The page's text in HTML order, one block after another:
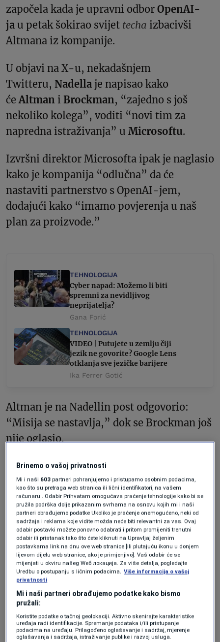
započela kada je upravni odbor OpenAI-
ja u petak šokirao svijet techa izbacivši
Altmana iz kompanije.
U objavi na X-u, nekadašnjem
Twitteru, Nadella je napisao kako
će Altman i Brockman, “zajedno s još
nekoliko kolega”, voditi “novi tim za
napredna istraživanja” u Microsoftu.
Izvršni direktor Microsofta ipak je naglasio
kako je kompanija “odlučna” da će
nastaviti partnerstvo s OpenAI-jem,
dodajući kako “imamo povjerenja u naš
plan za proizvode.”
TEHNOLOGIJA
Cyber napad: Možemo li biti
spremni za nevidljivog
neprijatelja?
Gana Forić
TEHNOLOGIJA
VIDEO | Putujete u zemlju čiji
jezik ne govorite? Google Lens
otklanja sve jezičke barijere
Ika Ferrer Gotić
Altman je na Nadellin post odgovorio:
“Misija se nastavlja,” dok se Brockman još
nije oglasio.
Nadellina objava sugerira kako će se
Microsoftu uz Altmana i Brockmana
pridružiti još bivših zaposlenika OpenAI-
ja, no izvršni direktor nije navodio imena.
U naknadnoj objavi, Nadella je objasnio
kako će Altman biti izvršni direktor nove
jedinice i da će tim funkcionirati na način
sličan drugim subjektima u vlasništvu
Microsofta “kao što su GitHub, Mojang
Studios i LinkedIn.”
Brinemo o vašoj privatnosti
Mi i naši 603 partneri pohranjujemo i pristupamo osobnim podacima,
kao što su pretraga web stranica ili lični identifikatori, na vašem
računaru . Odabir Prihvatam omogućava praćenje tehnologije kako bi se
pružila podrška dolje prikazanim svrhama na osnovu kojih mi i naši
partneri obrađujemo podatke Ukoliko je praćenje onemogućeno, neki od
sadržaja i reklama koje vidite možda neće biti relevantni za vas. Ovaj
odabir postavki možete ponovno odabrati i pritom promijeniti trenutni
odabir ili pristanak tako što ćete kliknuti na Upravljaj željenim
postavkama link na dnu ove web stranice [ili plutajuću ikonu u donjem
lijevom dijelu web stranice, ako je primjenjivo]. Vaš odabir će se
mijenjati u okviru našeg Wеб локација. Za više detalja, pogledajte
Uredbu o postupanju s ličnim podacima. Više informacija o vašoj
privatnosti
Mi i naši partneri obrađujemo podatke kako bismo
pružali:
Koristite podatke o tačnoj geolokaciji. Aktivno skenirajte karakteristike
uređaja radi identifikacije. Spremanje podataka i/ili pristupanje
podacima na uređaju. Prilagođeno oglašavanje i sadržaj, mjerenje
oglašavanja i sadržaja, istraživanje publike i razvoj usluga.